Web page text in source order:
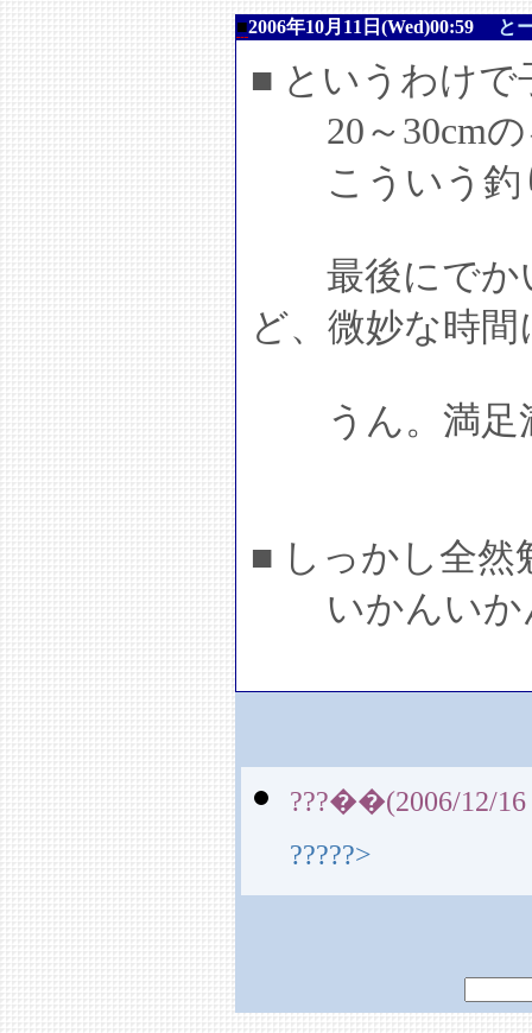
■2006年10月11日(Wed)00:59 と
■ というわけで
20～30cmの
こういう釣
最後にでか
ど、微妙な時
うん。満足
■ しっかし全
いかんいか
???��(2006/12/16
?????>